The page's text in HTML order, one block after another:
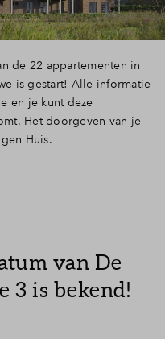
de 22 appartementen in
is gestart! Alle informatie
en je kunt deze
Het doorgeven van je
Huis.
van De
3 is bekend!